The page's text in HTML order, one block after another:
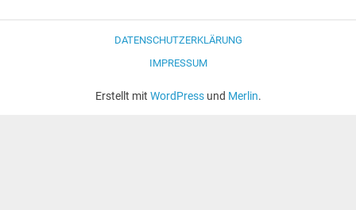
DATENSCHUTZERKLÄRUNG
IMPRESSUM
Erstellt mit WordPressund Merlin.